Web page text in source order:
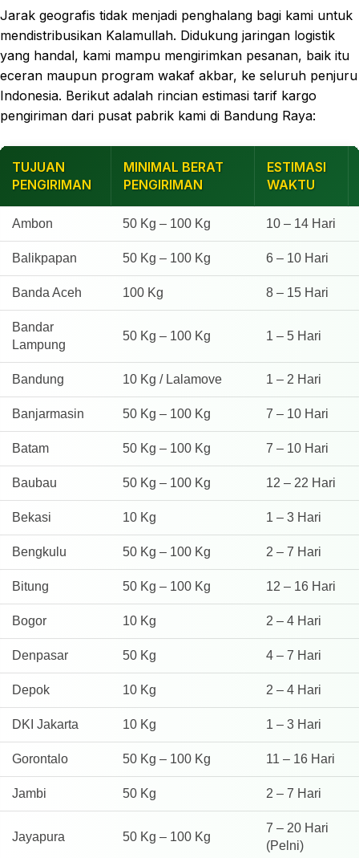
Jarak geografis tidak menjadi penghalang bagi kami untuk
mendistribusikan Kalamullah. Didukung jaringan logistik
yang handal, kami mampu mengirimkan pesanan, baik itu
eceran maupun program wakaf akbar, ke seluruh penjuru
Indonesia. Berikut adalah rincian estimasi tarif kargo
pengiriman dari pusat pabrik kami di Bandung Raya:
TUJUAN
PENGIRIMAN
MINIMAL BERAT
PENGIRIMAN
ESTIMASI
WAKTU
Ambon 50 Kg – 100 Kg 10 – 14 Hari
Balikpapan 50 Kg – 100 Kg 6 – 10 Hari
Banda Aceh 100 Kg 8 – 15 Hari
Bandar
Lampung
50 Kg – 100 Kg 1 – 5 Hari
Bandung 10 Kg / Lalamove 1 – 2 Hari
Banjarmasin 50 Kg – 100 Kg 7 – 10 Hari
Batam 50 Kg – 100 Kg 7 – 10 Hari
Baubau 50 Kg – 100 Kg 12 – 22 Hari
Bekasi 10 Kg 1 – 3 Hari
Bengkulu 50 Kg – 100 Kg 2 – 7 Hari
Bitung 50 Kg – 100 Kg 12 – 16 Hari
Bogor 10 Kg 2 – 4 Hari
Denpasar 50 Kg 4 – 7 Hari
Depok 10 Kg 2 – 4 Hari
DKI Jakarta 10 Kg 1 – 3 Hari
Gorontalo 50 Kg – 100 Kg 11 – 16 Hari
Jambi 50 Kg 2 – 7 Hari
Jayapura 50 Kg – 100 Kg
7 – 20 Hari
(Pelni)